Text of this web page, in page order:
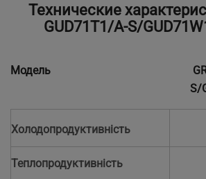
Технические
GUD71T1/A-S/
Модель
S/
Холодопродуктивність
Теплопродуктивність